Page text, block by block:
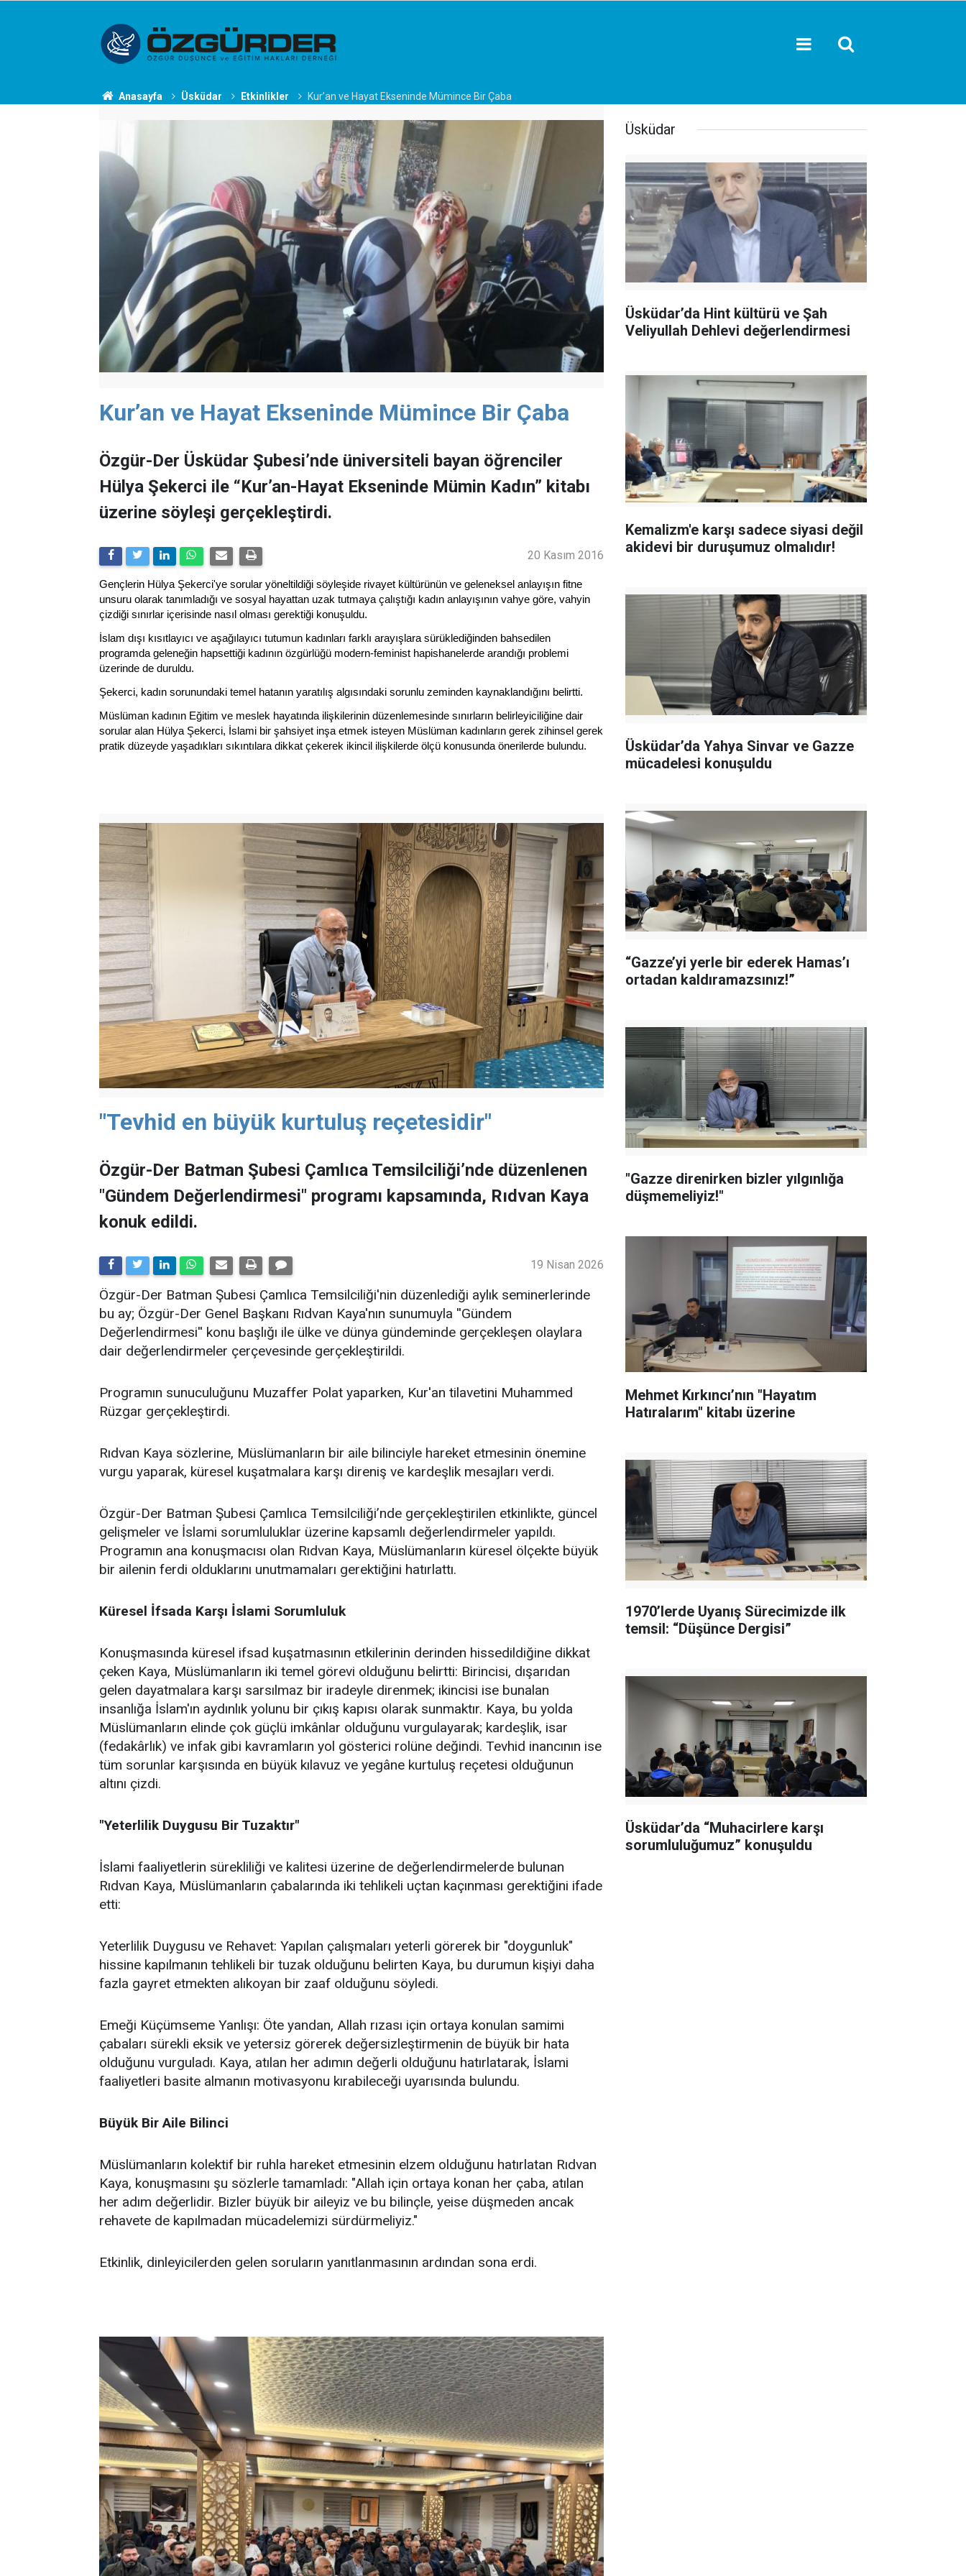
Anasayfa Üsküdar Etkinlikler Kur’an ve Hayat Ekseninde Mümince Bir Çaba
Kur’an ve Hayat Ekseninde Mümince Bir Çaba
Özgür-Der Üsküdar Şubesi’nde üniversiteli bayan öğrenciler
Hülya Şekerci ile “Kur’an-Hayat Ekseninde Mümin Kadın” kitabı
üzerine söyleşi gerçekleştirdi.
20 Kasım 2016
Gençlerin Hülya Şekerci'ye sorular yöneltildiği söyleşide rivayet kültürünün ve geleneksel anlayışın fitne
unsuru olarak tanımladığı ve sosyal hayattan uzak tutmaya çalıştığı kadın anlayışının vahye göre, vahyin
çizdiği sınırlar içerisinde nasıl olması gerektiği konuşuldu.
İslam dışı kısıtlayıcı ve aşağılayıcı tutumun kadınları farklı arayışlara sürüklediğinden bahsedilen
programda geleneğin hapsettiği kadının özgürlüğü modern-feminist hapishanelerde arandığı problemi
üzerinde de duruldu.
Şekerci, kadın sorunundaki temel hatanın yaratılış algısındaki sorunlu zeminden kaynaklandığını belirtti.
Müslüman kadının Eğitim ve meslek hayatında ilişkilerinin düzenlemesinde sınırların belirleyiciliğine dair
sorular alan Hülya Şekerci, İslami bir şahsiyet inşa etmek isteyen Müslüman kadınların gerek zihinsel gerek
pratik düzeyde yaşadıkları sıkıntılara dikkat çekerek ikincil ilişkilerde ölçü konusunda önerilerde bulundu.
"Tevhid en büyük kurtuluş reçetesidir"
Özgür-Der Batman Şubesi Çamlıca Temsilciliği’nde düzenlenen
"Gündem Değerlendirmesi" programı kapsamında, Rıdvan Kaya
konuk edildi.
19 Nisan 2026
​Özgür-Der Batman Şubesi Çamlıca Temsilciliği'nin düzenlediği aylık seminerlerinde
bu ay; Özgür-Der Genel Başkanı Rıdvan Kaya'nın sunumuyla ''Gündem
Değerlendirmesi'' konu başlığı ile ülke ve dünya gündeminde gerçekleşen olaylara
dair değerlendirmeler çerçevesinde gerçekleştirildi.
Programın sunuculuğunu Muzaffer Polat yaparken, Kur'an tilavetini Muhammed
Rüzgar gerçekleştirdi.
Rıdvan Kaya sözlerine, Müslümanların bir aile bilinciyle hareket etmesinin önemine
vurgu yaparak, küresel kuşatmalara karşı direniş ve kardeşlik mesajları verdi.
Özgür-Der Batman Şubesi Çamlıca Temsilciliği’nde gerçekleştirilen etkinlikte, güncel
gelişmeler ve İslami sorumluluklar üzerine kapsamlı değerlendirmeler yapıldı.
Programın ana konuşmacısı olan Rıdvan Kaya, Müslümanların küresel ölçekte büyük
bir ailenin ferdi olduklarını unutmamaları gerektiğini hatırlattı.
Küresel İfsada Karşı İslami Sorumluluk
Konuşmasında küresel ifsad kuşatmasının etkilerinin derinden hissedildiğine dikkat
çeken Kaya, Müslümanların iki temel görevi olduğunu belirtti: Birincisi, dışarıdan
gelen dayatmalara karşı sarsılmaz bir iradeyle direnmek; ikincisi ise bunalan
insanlığa İslam'ın aydınlık yolunu bir çıkış kapısı olarak sunmaktır. Kaya, bu yolda
Müslümanların elinde çok güçlü imkânlar olduğunu vurgulayarak; kardeşlik, isar
(fedakârlık) ve infak gibi kavramların yol gösterici rolüne değindi. Tevhid inancının ise
tüm sorunlar karşısında en büyük kılavuz ve yegâne kurtuluş reçetesi olduğunun
altını çizdi.
"Yeterlilik Duygusu Bir Tuzaktır"
İslami faaliyetlerin sürekliliği ve kalitesi üzerine de değerlendirmelerde bulunan
Rıdvan Kaya, Müslümanların çabalarında iki tehlikeli uçtan kaçınması gerektiğini ifade
etti:
Yeterlilik Duygusu ve Rehavet: Yapılan çalışmaları yeterli görerek bir "doygunluk"
hissine kapılmanın tehlikeli bir tuzak olduğunu belirten Kaya, bu durumun kişiyi daha
fazla gayret etmekten alıkoyan bir zaaf olduğunu söyledi.
Emeği Küçümseme Yanlışı: Öte yandan, Allah rızası için ortaya konulan samimi
çabaları sürekli eksik ve yetersiz görerek değersizleştirmenin de büyük bir hata
olduğunu vurguladı. Kaya, atılan her adımın değerli olduğunu hatırlatarak, İslami
faaliyetleri basite almanın motivasyonu kırabileceği uyarısında bulundu.
Büyük Bir Aile Bilinci
Müslümanların kolektif bir ruhla hareket etmesinin elzem olduğunu hatırlatan Rıdvan
Kaya, konuşmasını şu sözlerle tamamladı: "Allah için ortaya konan her çaba, atılan
her adım değerlidir. Bizler büyük bir aileyiz ve bu bilinçle, yeise düşmeden ancak
rehavete de kapılmadan mücadelemizi sürdürmeliyiz."
Etkinlik, dinleyicilerden gelen soruların yanıtlanmasının ardından sona erdi.
Üsküdar
Üsküdar’da Hint kültürü ve Şah
Veliyullah Dehlevi değerlendirmesi
Kemalizm'e karşı sadece siyasi değil
akidevi bir duruşumuz olmalıdır!
Üsküdar’da Yahya Sinvar ve Gazze
mücadelesi konuşuldu
“Gazze’yi yerle bir ederek Hamas’ı
ortadan kaldıramazsınız!”
"Gazze direnirken bizler yılgınlığa
düşmemeliyiz!"
Mehmet Kırkıncı’nın "Hayatım
Hatıralarım" kitabı üzerine
1970’lerde Uyanış Sürecimizde ilk
temsil: “Düşünce Dergisi”
Üsküdar’da “Muhacirlere karşı
sorumluluğumuz” konuşuldu